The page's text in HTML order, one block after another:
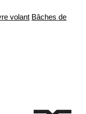
volant Bâches de